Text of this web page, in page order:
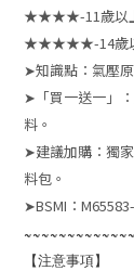
★★★★-11歲以
★★★★★-14歲
➤知識點：氣壓
➤「買一送一」
料。
➤建議加購：獨
料包。
➤BSMI：
【注意事項】